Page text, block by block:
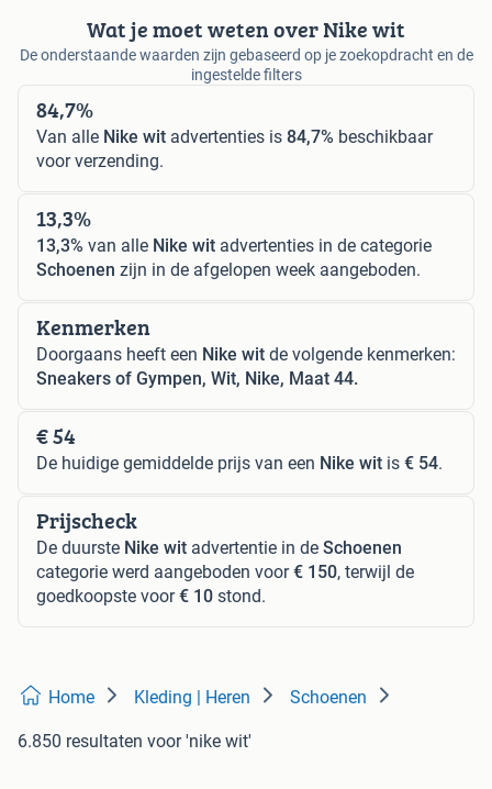
Wat je moet weten over Nike wit
De onderstaande waarden zijn gebaseerd op je zoekopdracht en de
ingestelde filters
84,7%
Van alle Nike wit advertenties is 84,7% beschikbaar
voor verzending.
13,3%
13,3% van alle Nike wit advertenties in de categorie
Schoenen zijn in de afgelopen week aangeboden.
Kenmerken
Doorgaans heeft een Nike wit de volgende kenmerken:
Sneakers of Gympen, Wit, Nike, Maat 44.
€ 54
De huidige gemiddelde prijs van een Nike wit is € 54.
Prijscheck
De duurste Nike wit advertentie in de Schoenen
categorie werd aangeboden voor€ 150, terwijl de
goedkoopste voor€ 10 stond.
Home Kleding | Heren Schoenen
6.850 resultaten voor 'nike wit'